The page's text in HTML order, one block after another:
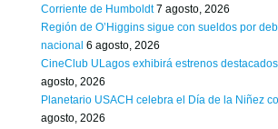
Corriente de Humboldt 7 agosto, 2026
Región de O’Higgins sigue con sueldos por
nacional 6 agosto, 2026
CineClub ULagos exhibirá estrenos
agosto, 2026
Planetario USACH celebra el Día de la Niñez
agosto, 2026